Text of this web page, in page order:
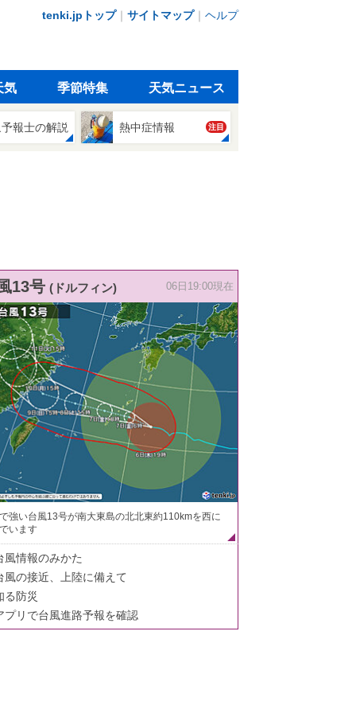
tenki.jpトップ｜ サイトマップ｜ ヘルプ
気 季節特集 天気ニュース
報士の解説 熱中症情報 注目
13号 (ドルフィン) 06日19:00現在
強い台風13号が南大東島の北北東約110kmを西に
います
風情報のみかた
風の接近、上陸に備えて
る防災
プリで台風進路予報を確認